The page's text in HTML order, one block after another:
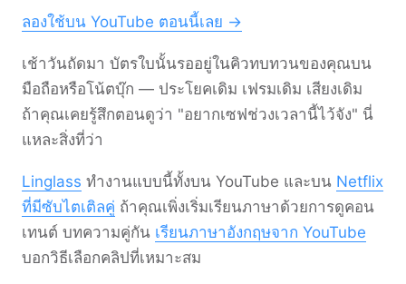
ลองใช้บน YouTube ตอนนี้เลย →
เช้าวันถัดมา บัตรใบนั้นรออยู่ในคิวทบทวนของคุณบน
มือถือหรือโน้ตบุ๊ก — ประโยคเดิม เฟรมเดิม เสียงเดิม
ถ้าคุณเคยรู้สึกตอนดูว่า "อยากเซฟช่วงเวลานี้ไว้จัง" นี่
แหละสิ่งที่ว่า
Linglass ทำงานแบบนี้ทั้งบน YouTube และบน Netflix
ที่มีซับไตเติลคู่ ถ้าคุณเพิ่งเริ่มเรียนภาษาด้วยการดูคอน
เทนต์ บทความคู่กัน เรียนภาษาอังกฤษจาก YouTube
บอกวิธีเลือกคลิปที่เหมาะสม